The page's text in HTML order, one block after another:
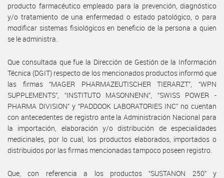
producto farmacéutico empleado para la prevención, diagnóstico
y/o tratamiento de una enfermedad o estado patológico, o para
modificar sistemas fisiológicos en beneficio de la persona a quien
se le administra.
Que consultada que fue la Dirección de Gestión de la Información
Técnica (DGIT) respecto de los mencionados productos informó que
las firmas “MAGER PHARMAZEUTISCHER TIERARZT”, “WPN
SUPPLEMENTS”, “INSTITUTO MASONNENN”, “SWISS POWER -
PHARMA DIVISION” y “PADDOOK LABORATORIES INC” no cuentan
con antecedentes de registro ante la Administración Nacional para
la importación, elaboración y/o distribución de especialidades
medicinales, por lo cual, los productos elaborados, importados o
distribuidos por las firmas mencionadas tampoco poseen registro.
Que, con referencia a los productos “SUSTANON 250” y